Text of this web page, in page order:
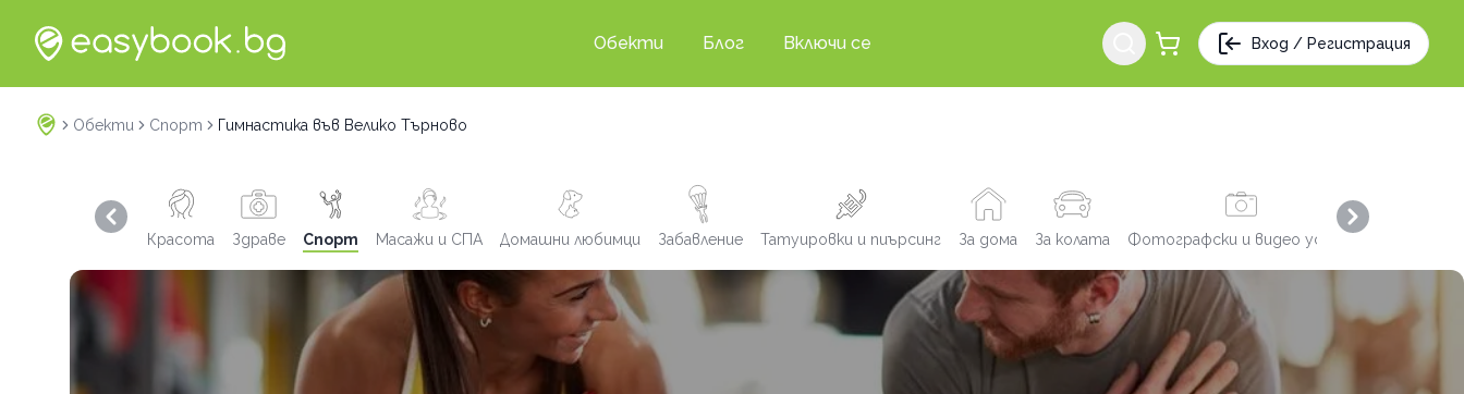
Обекти Блог Включи се Вход / Регистрация
Обекти Спорт Гимнастика във Велико Търново
Красота Здраве Спорт Масажи и СПА Домашни любимци Забавление Татуировки и пиърсинг За дома За колата Фотографски и видео услуги
Previous slide Next slide